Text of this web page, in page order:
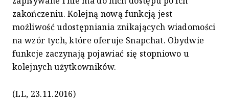
zakończeniu. Kolejną nową funkcją jest
możliwość udostępniania znikających wiadomości
na wzór tych, które oferuje Snapchat. Obydwie
funkcje zaczynają pojawiać się stopniowo u
kolejnych użytkowników.
(LL, 23.11.2016)